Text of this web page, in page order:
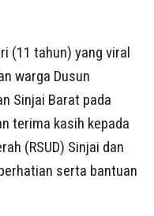
(11 tahun) yang viral
warga Dusun
Sinjai Barat pada
terima kasih kepada
(RSUD) Sinjai dan
serta bantuan